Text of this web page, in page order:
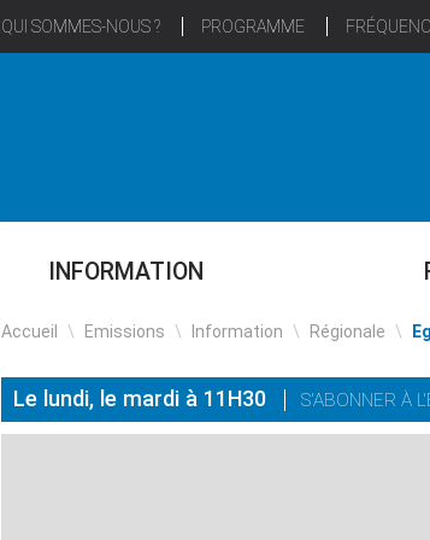
QUI SOMMES-NOUS ? PROGRAMME
INFORMATION
Accueil \ Emissions \ Information \ Régionale \
Le lundi, le mardi à 11H30 S'ABONNER À